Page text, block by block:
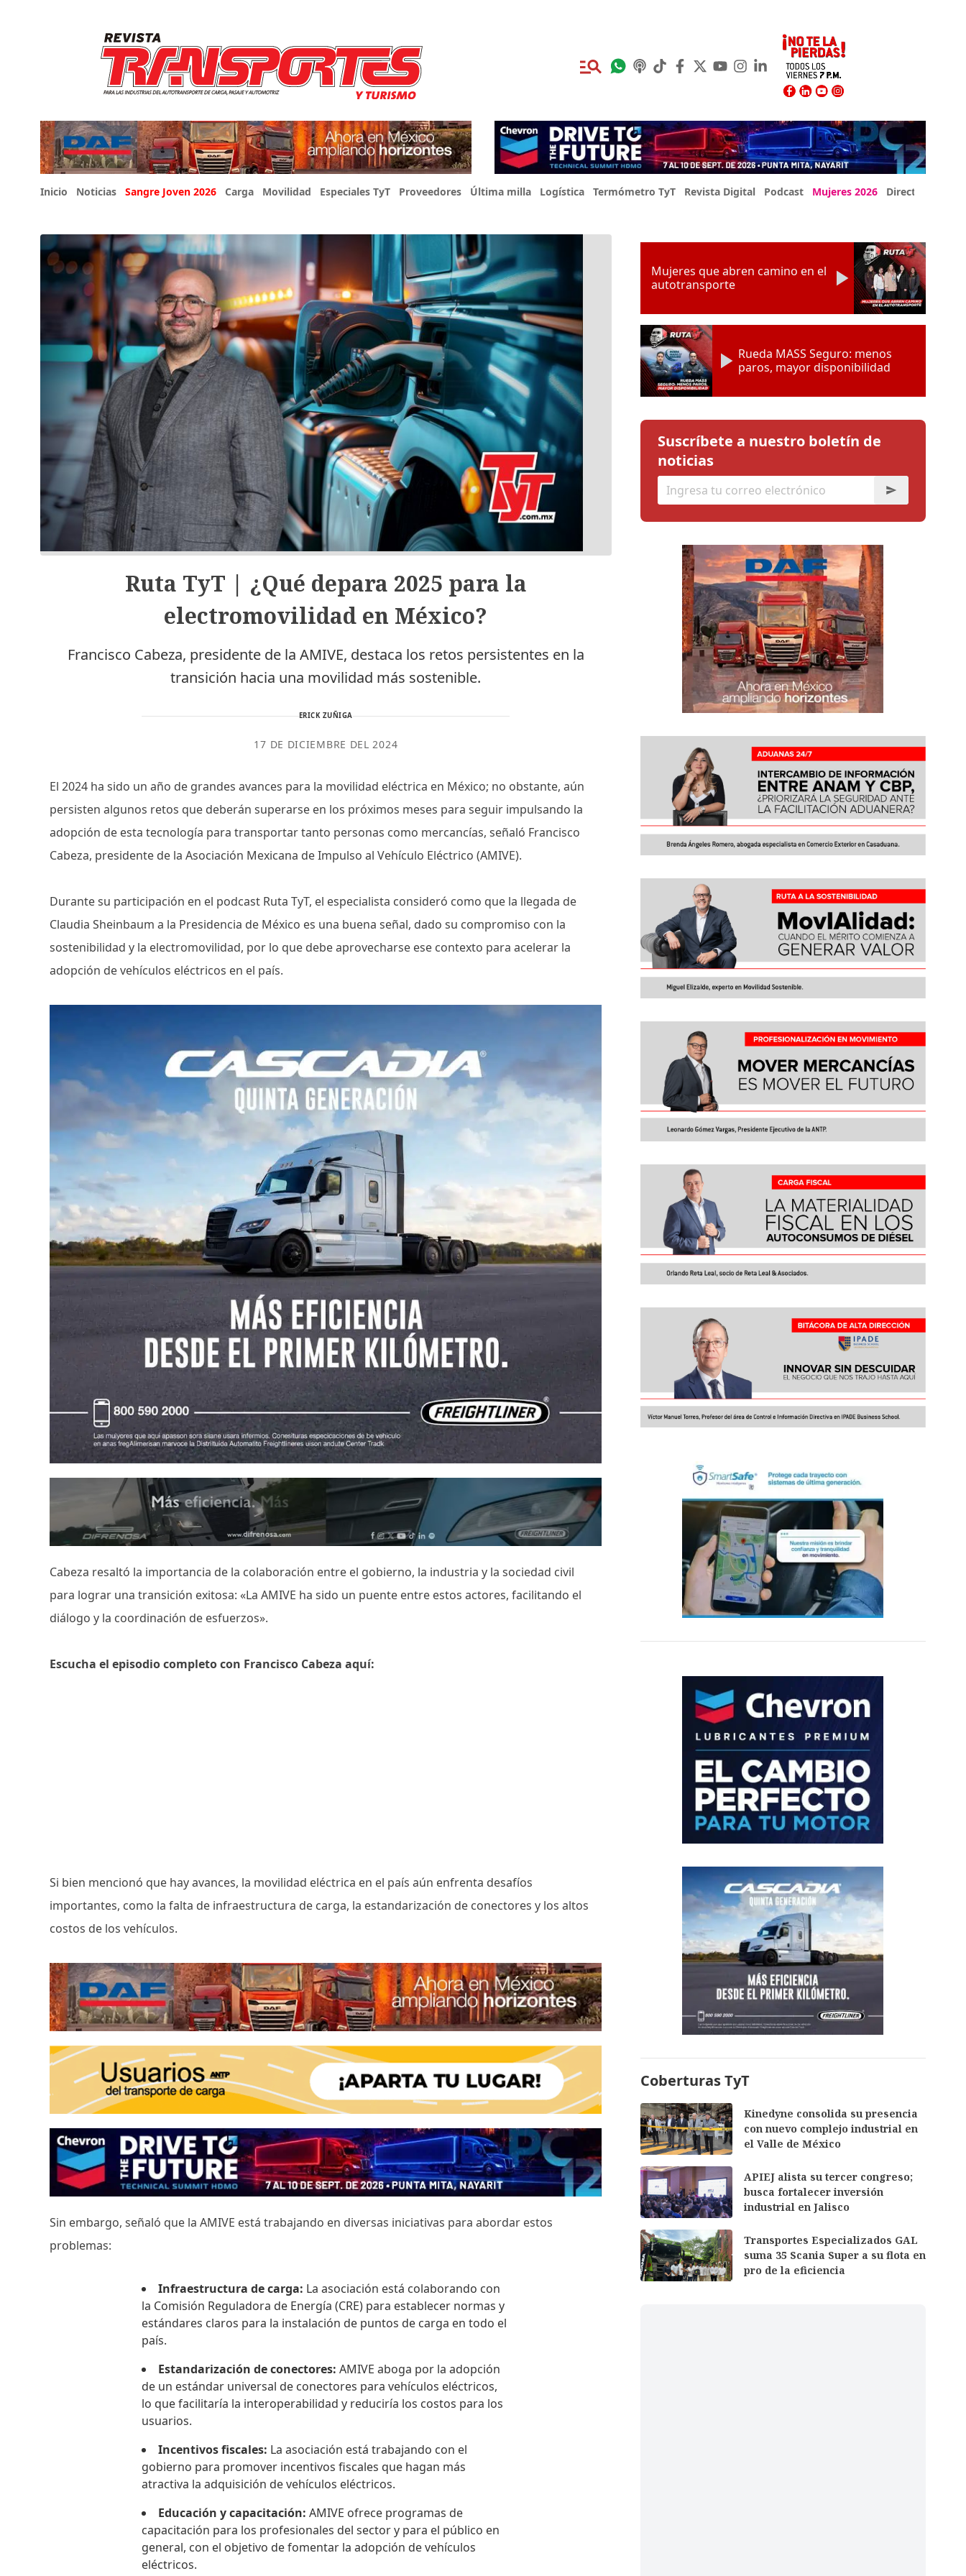
Inicio Noticias Sangre Joven 2026 Carga Movilidad Especiales TyT Proveedores Última milla Logística Termómetro TyT Revista Digital Podcast Mujeres 2026 Directorio Expo
Ruta TyT | ¿Qué depara 2025 para la
electromovilidad en México?
Francisco Cabeza, presidente de la AMIVE, destaca los retos persistentes en la
transición hacia una movilidad más sostenible.
ERICK ZUÑIGA
17 DE DICIEMBRE DEL 2024
El 2024 ha sido un año de grandes avances para la movilidad eléctrica en México; no obstante, aún
persisten algunos retos que deberán superarse en los próximos meses para seguir impulsando la
adopción de esta tecnología para transportar tanto personas como mercancías, señaló Francisco
Cabeza, presidente de la Asociación Mexicana de Impulso al Vehículo Eléctrico (AMIVE).
Durante su participación en el podcast Ruta TyT, el especialista consideró como que la llegada de
Claudia Sheinbaum a la Presidencia de México es una buena señal, dado su compromiso con la
sostenibilidad y la electromovilidad, por lo que debe aprovecharse ese contexto para acelerar la
adopción de vehículos eléctricos en el país.
Cabeza resaltó la importancia de la colaboración entre el gobierno, la industria y la sociedad civil
para lograr una transición exitosa: «La AMIVE ha sido un puente entre estos actores, facilitando el
diálogo y la coordinación de esfuerzos».
Escucha el episodio completo con Francisco Cabeza aquí:
Si bien mencionó que hay avances, la movilidad eléctrica en el país aún enfrenta desafíos
importantes, como la falta de infraestructura de carga, la estandarización de conectores y los altos
costos de los vehículos.
Sin embargo, señaló que la AMIVE está trabajando en diversas iniciativas para abordar estos
problemas:
Infraestructura de carga: La asociación está colaborando con
la Comisión Reguladora de Energía (CRE) para establecer normas y
estándares claros para la instalación de puntos de carga en todo el
país.
Estandarización de conectores: AMIVE aboga por la adopción
de un estándar universal de conectores para vehículos eléctricos,
lo que facilitaría la interoperabilidad y reduciría los costos para los
usuarios.
Incentivos fiscales: La asociación está trabajando con el
gobierno para promover incentivos fiscales que hagan más
atractiva la adquisición de vehículos eléctricos.
Educación y capacitación: AMIVE ofrece programas de
capacitación para los profesionales del sector y para el público en
general, con el objetivo de fomentar la adopción de vehículos
eléctricos.
Mujeres que abren camino en el
autotransporte
Rueda MASS Seguro: menos
paros, mayor disponibilidad
Suscríbete a nuestro boletín de
noticias
Coberturas TyT
Kinedyne consolida su presencia
con nuevo complejo industrial en
el Valle de México
APIEJ alista su tercer congreso;
busca fortalecer inversión
industrial en Jalisco
Transportes Especializados GAL
suma 35 Scania Super a su flota en
pro de la eficiencia